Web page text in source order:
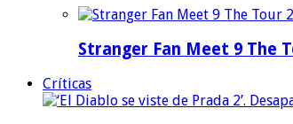
Stranger Fan Meet 9 The
Críticas